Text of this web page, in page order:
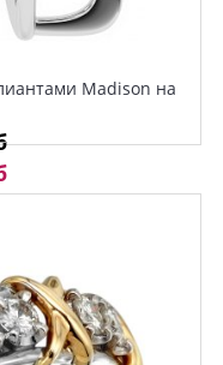
Madison на